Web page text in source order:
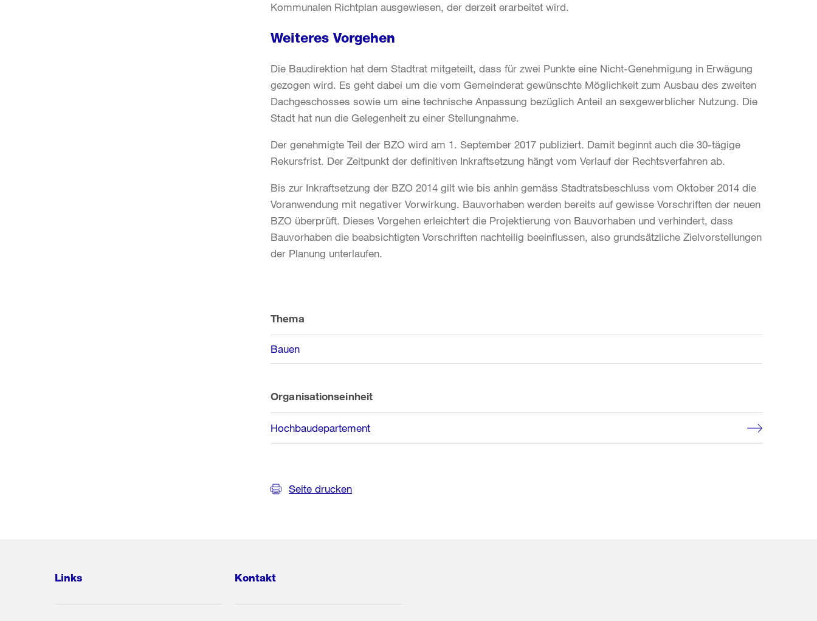
Kommunalen Richtplan ausgewiesen, der derzeit erarbeitet wird.
Weiteres Vorgehen
Die Baudirektion hat dem Stadtrat mitgeteilt, dass für zwei Punkte eine Nicht-Genehmigung in Erwägung
gezogen wird. Es geht dabei um die vom Gemeinderat gewünschte Möglichkeit zum Ausbau des zweiten
Dachgeschosses sowie um eine technische Anpassung bezüglich Anteil an sexgewerblicher Nutzung. Die
Stadt hat nun die Gelegenheit zu einer Stellungnahme.
Der genehmigte Teil der BZO wird am 1. September 2017 publiziert. Damit beginnt auch die 30-tägige
Rekursfrist. Der Zeitpunkt der definitiven Inkraftsetzung hängt vom Verlauf der Rechtsverfahren ab.
Bis zur Inkraftsetzung der BZO 2014 gilt wie bis anhin gemäss Stadtratsbeschluss vom Oktober 2014 die
Voranwendung mit negativer Vorwirkung. Bauvorhaben werden bereits auf gewisse Vorschriften der neuen
BZO überprüft. Dieses Vorgehen erleichtert die Projektierung von Bauvorhaben und verhindert, dass
Bauvorhaben die beabsichtigten Vorschriften nachteilig beeinflussen, also grundsätzliche Zielvorstellungen
der Planung unterlaufen.
Informationen
Thema
Bauen
Organisationseinheit
Hochbaudepartement
Seite drucken
Links Kontakt